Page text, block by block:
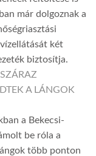
már dolgoznak a
két
biztosítja.
A LÁNGOK
a Bekecsi-
be róla a
több ponton